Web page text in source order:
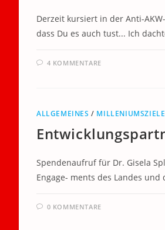
Derzeit kursiert in der Anti-
dass Du es auch tust... Ich
4 KOMMENTARE
ALLGEMEINES / MILLENIUMSZIELE
Spendenaufruf für Dr. Gisela
Engage- ments des Landes
0 KOMMENTARE